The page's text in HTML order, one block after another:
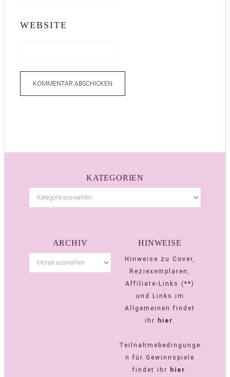
WEBSITE
KATEGORIEN
ARCHIV HINWEISE
Hinweise zu Cover,
Reziexemplaren,
Affiliate-Links (**)
und Links im
Allgemeinen findet
ihr
hier .
Teilnahmebedingunge
n für Gewinnspiele
findet ihr
hier .